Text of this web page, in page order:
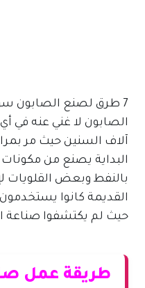
7 طرق لصنع الصابون
الصابون لا غني عنه في
آلاف السنين حيث مر
البداية يصنع من
بالنفط وبعض القلويات
القديمة كانوا
حيث لم يكتشفوا صناعة
طريقة عمل